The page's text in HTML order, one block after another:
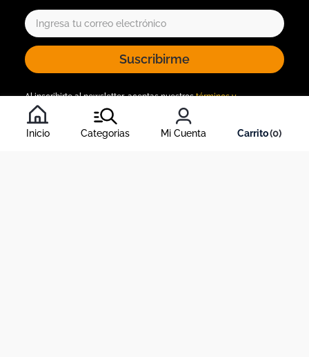
Inicio Categorias Mi Cuenta 0
Suscribirme
Al inscribirte al newsletter, aceptas nuestrostérminos y
condiciones
, y nuestra política de tratamiento de información